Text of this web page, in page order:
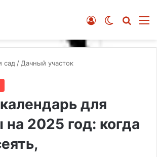
Switch skin
Войти
сад / Дачный участок
для
2025 год: когда